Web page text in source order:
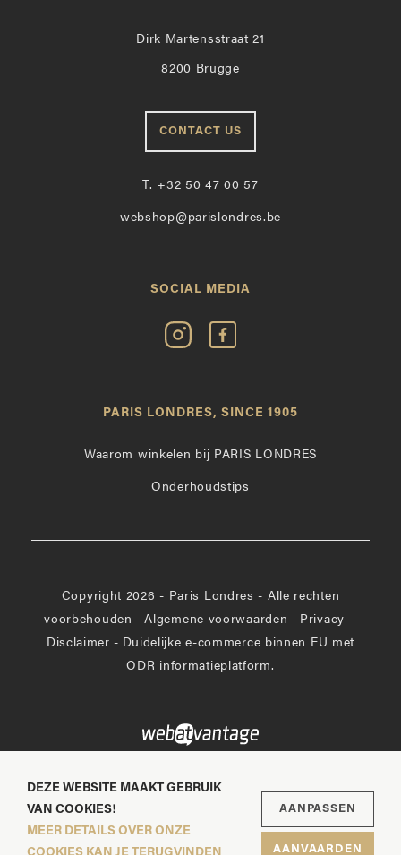
Dirk Martensstraat 21
8200 Brugge
CONTACT US
T. +32 50 47 00 57
webshop@parislondres.be
SOCIAL MEDIA
Volg
Paris
Instagram
Vind
op
PARIS LONDRES, SINCE 1905
Waarom winkelen bij PARIS LONDRES
Onderhoudstips
Copyright 2026 - Paris Londres - Alle rechten
voorbehouden - Algemene voorwaarden - Privacy -
Disclaimer - Duidelijke e-commerce binnen EU met
ODR informatieplatform.
DEZE WEBSITE MAAKT GEBRUIK
VAN COOKIES!
MEER DETAILS OVER ONZE
AANPASSEN
AANVAARDEN